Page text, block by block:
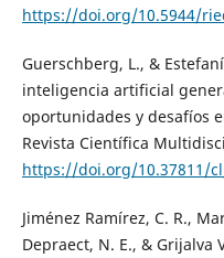
https://doi.org/10.5944/
Guerschberg, L., &
inteligencia artificial
oportunidades y desafíos
Revista Científica
https://doi.org/10.37811/
Jiménez Ramírez, C. R.,
Depraect, N. E., & Grijalva